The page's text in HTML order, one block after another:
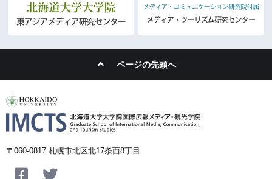
ページの先頭へ
〒060-0817 札幌市北区北17条西8丁目
Facebook